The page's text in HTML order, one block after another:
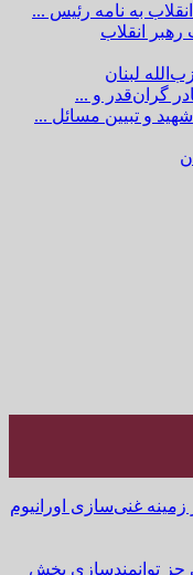
به نامه رئیس ...
انقلاب
لبنان
گران‌قدر و ...
و تبیین مسائل ...
زمینه غنی‌سازی اورانیوم
جز توانمندسازی بخش